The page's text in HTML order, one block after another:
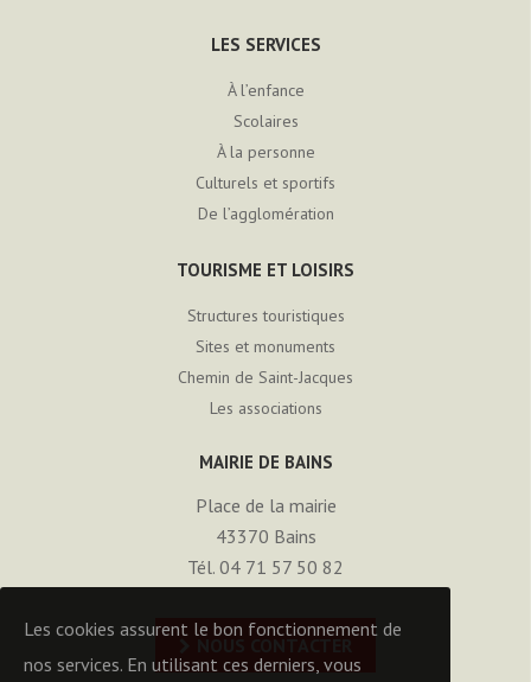
LES SERVICES
À l’enfance
Scolaires
À la personne
Culturels et sportifs
De l’agglomération
TOURISME ET LOISIRS
Structures touristiques
Sites et monuments
Chemin de Saint-Jacques
Les associations
MAIRIE DE BAINS
Place de la mairie
43370 Bains
Tél. 04 71 57 50 82
Les cookies assurent le bon fonctionnement de
nos services. En utilisant ces derniers, vous